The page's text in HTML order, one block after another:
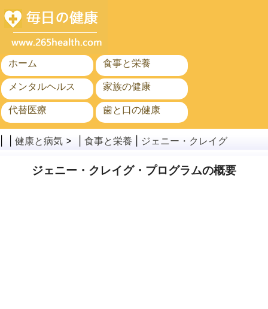
ホーム
食事と栄養
メンタルヘルス
家族の健康
代替医療
歯と口の健康
がん
公衆衛生
健康と病気 > | 食事と栄養 ジェニー・クレイグ
ジェニー・クレイグ・プログラムの概要